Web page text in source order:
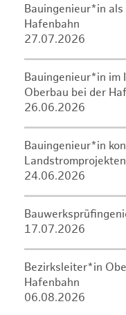
Bauingenieur*in
Hafenbahn
27.07.2026
Bauingenieur*in im
Oberbau bei der
26.06.2026
Bauingenieur*in
Landstromprojekten
24.06.2026
17.07.2026
Bezirksleiter*in
Hafenbahn
06.08.2026